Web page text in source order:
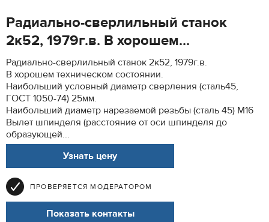
Радиально-сверлильный станок
2к52, 1979г.в. В хорошем...
Радиально-сверлильный станок 2к52, 1979г.в.
В хорошем техническом состоянии.
Наибольший условный диаметр сверления (сталь45,
ГОСТ 1050-74) 25мм.
Наибольший диаметр нарезаемой резьбы (сталь 45) М16
Вылет шпинделя (расстояние от оси шпинделя до
образующей...
Узнать цену
ПРОВЕРЯЕТСЯ МОДЕРАТОРОМ
Показать контакты